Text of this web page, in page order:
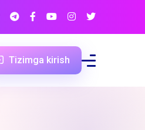
Tizimga kirish